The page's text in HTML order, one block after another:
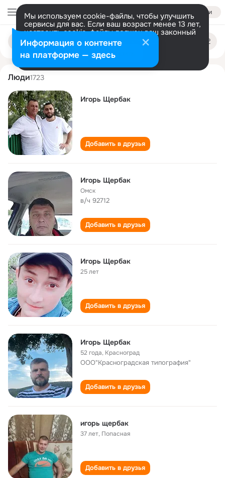
Войти
Мы используем cookie-файлы, чтобы улучшить
сервисы для вас. Если ваш возраст менее 13 лет,
настроить cookie-файлы должен ваш законный
представитель. Больше информации
Разрешить все Настроить
Поиск
людям
igor scherbak
Люди1723
Игорь Щербак
Добавить в друзья
Игорь Щербак
Омск
в/ч 92712
Добавить в друзья
Игорь Щербак
25 лет
Добавить в друзья
Игорь Щербак
52 года, Красноград
ООО"Красноградская типография"
Добавить в друзья
игорь щербак
37 лет, Попасная
Добавить в друзья
Информация о контенте
на платформе — здесь